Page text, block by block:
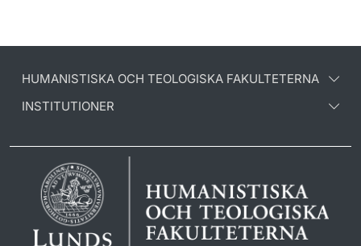
HUMANISTISKA OCH TEOLOGISKA FAKULTETERNA
INSTITUTIONER